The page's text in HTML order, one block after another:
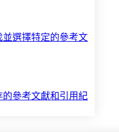
選擇特定的參考文
參考文獻和引用紀